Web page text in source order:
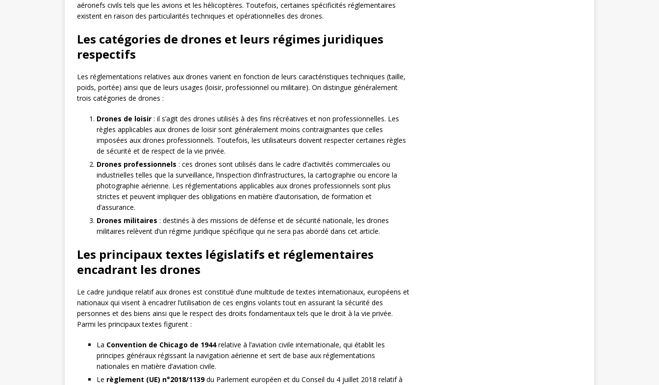
aéronefs civils tels que les avions et les hélicoptères. Toutefois, certaines spécificités réglementaires
existent en raison des particularités techniques et opérationnelles des drones.
Les catégories de drones et leurs régimes juridiques
respectifs
Les réglementations relatives aux drones varient en fonction de leurs caractéristiques techniques (taille,
poids, portée) ainsi que de leurs usages (loisir, professionnel ou militaire). On distingue généralement
trois catégories de drones :
Drones de loisir : il s’agit des drones utilisés à des fins récréatives et non professionnelles. Les
règles applicables aux drones de loisir sont généralement moins contraignantes que celles
imposées aux drones professionnels. Toutefois, les utilisateurs doivent respecter certaines règles
de sécurité et de respect de la vie privée.
Drones professionnels : ces drones sont utilisés dans le cadre d’activités commerciales ou
industrielles telles que la surveillance, l’inspection d’infrastructures, la cartographie ou encore la
photographie aérienne. Les réglementations applicables aux drones professionnels sont plus
strictes et peuvent impliquer des obligations en matière d’autorisation, de formation et
d’assurance.
Drones militaires : destinés à des missions de défense et de sécurité nationale, les drones
militaires relèvent d’un régime juridique spécifique qui ne sera pas abordé dans cet article.
Les principaux textes législatifs et réglementaires
encadrant les drones
Le cadre juridique relatif aux drones est constitué d’une multitude de textes internationaux, européens et
nationaux qui visent à encadrer l’utilisation de ces engins volants tout en assurant la sécurité des
personnes et des biens ainsi que le respect des droits fondamentaux tels que le droit à la vie privée.
Parmi les principaux textes figurent :
La Convention de Chicago de 1944relative à l’aviation civile internationale, qui établit les
principes généraux régissant la navigation aérienne et sert de base aux réglementations
nationales en matière d’aviation civile.
Le règlement (UE) n°2018/1139du Parlement européen et du Conseil du 4 juillet 2018 relatif à